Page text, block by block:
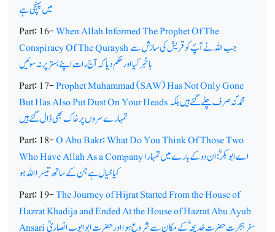
میں پہنچی ہے
Part: 16-When Allah Informed The Prophet Of The
Conspiracy Of The Qurayshجب اللہ نے آپؐ کو قریش کی سازش سے
باخبرکیا اور حکم دیا کہ آج رات اپنے بستر پر نہ سوئیں
Part: 17-Prophet Muhammad (SAW) Has Not Only Gone
But Has Also Put Dust On Your Headsمحمدؐنہ صرف چلے گئے ہیں بلکہ
تمہارے سروں پر خاک بھی ڈال گئے ہیں
Part: 18-O Abu Bakr: What Do You Think Of Those Two
Who Have Allah As a Companyاے ابوبکرؓ: ان دو کے بارے میں تمہارا
کیا خیال ہے جن کے ساتھ تیسرا اللہ ہو
Part: 19-The Journey of Hijrat Started From the House of
Hazrat Khadija and Ended At the House of Hazrat Abu Ayub
Ansariسفر ِ ہجرت حضرت خدیجہ ؓکے مکان سے شروع ہوا اور حضرت ابوایوب انصاریؓ